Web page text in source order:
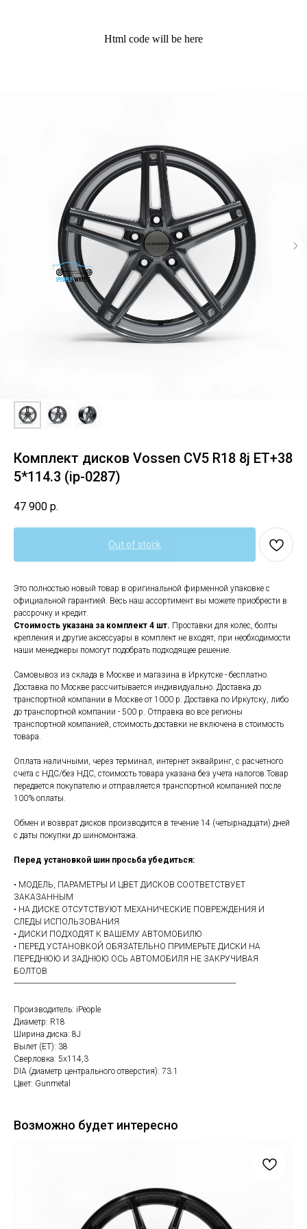
Html code will be here
Комплект дисков Vossen CV5 R18 8j ET+38
5*114.3 (ip-0287)
47 900 р.
Out of stock
Это полностью новый товар в оригинальной фирменной упаковке с
официальной гарантией. Весь наш ассортимент вы можете приобрести в
рассрочку и кредит.
Стоимость указана за комплект 4 шт. Проставки для колес, болты
крепления и другие аксессуары в комплект не входят, при необходимости
наши менеджеры помогут подобрать подходящее решение.
Самовывоз из склада в Москве и магазина в Иркутске - бесплатно.
Доставка по Москве рассчитывается индивидуально. Доставка до
транспортной компании в Москве от 1000 р. Доставка по Иркутску, либо
до транспортной компании - 500 р. Отправка во все регионы
транспортной компанией, стоимость доставки не включена в стоимость
товара.
Оплата наличными, через терминал, интернет эквайринг, с расчетного
счета с НДС/без НДС, стоимость товара указана без учета налогов.Товар
передается покупателю и отправляется транспортной компанией после
100% оплаты.
Обмен и возврат дисков производится в течение 14 (четырнадцати) дней
с даты покупки до шиномонтажа.
Перед установкой шин просьба убедиться:
• МОДЕЛЬ, ПАРАМЕТРЫ И ЦВЕТ ДИСКОВ СООТВЕТСТВУЕТ
ЗАКАЗАННЫМ
• НА ДИСКЕ ОТСУТСТВУЮТ МЕХАНИЧЕСКИЕ ПОВРЕЖДЕНИЯ И
СЛЕДЫ ИСПОЛЬЗОВАНИЯ
• ДИСКИ ПОДХОДЯТ К ВАШЕМУ АВТОМОБИЛЮ
• ПЕРЕД УСТАНОВКОЙ ОБЯЗАТЕЛЬНО ПРИМЕРЬТЕ ДИСКИ НА
ПЕРЕДНЮЮ И ЗАДНЮЮ ОСЬ АВТОМОБИЛЯ НЕ ЗАКРУЧИВАЯ
БОЛТОВ
------------------------------------------------------------------------------------------------------------
Производитель: iPeople
Диаметр: R18
Ширина диска: 8J
Вылет (ET): 38
Сверловка: 5х114,3
DIA (диаметр центрального отверстия): 73.1
Цвет: Gunmetal
Возможно будет интересно